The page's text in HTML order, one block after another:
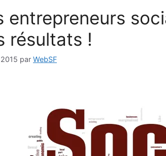
entrepreneurs
résultats !
par WebSF